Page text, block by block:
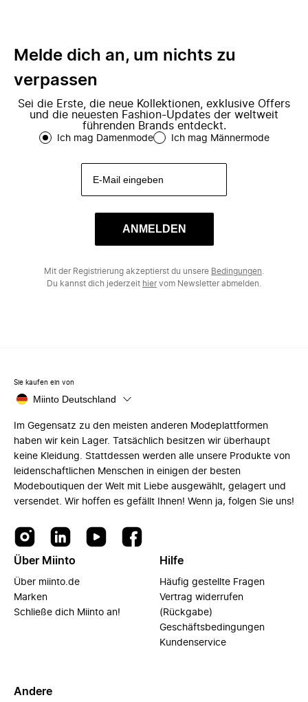
Melde dich an, um nichts zu
verpassen
Sei die Erste, die neue Kollektionen, exklusive Offers
und die neuesten Fashion-Updates der weltweit
führenden Brands entdeckt.
Ich mag Damenmode Ich mag Männermode
ANMELDEN
Mit der Registrierung akzeptierst du unsere Bedingungen
Du kannst dich jederzeit hiervom Newsletter abmelden.
Sie kaufen ein von
Miinto Deutschland
Im Gegensatz zu den meisten anderen Modeplattformen
haben wir kein Lager. Tatsächlich besitzen wir überhaupt
keine Kleidung. Stattdessen werden alle unsere Produkte von
leidenschaftlichen Menschen in einigen der besten
Modeboutiquen der Welt mit Liebe ausgewählt, gelagert und
versendet. Wir hoffen es gefällt Ihnen! Wenn ja, folgen Sie uns!
Über Miinto
Über miinto.de
Marken
Schließe dich Miinto an!
Hilfe
Häufig gestellte Fragen
Vertrag widerrufen
(Rückgabe)
Geschäftsbedingungen
Kundenservice
Andere